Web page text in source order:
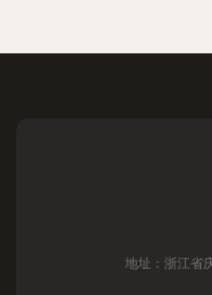
地址：浙江省